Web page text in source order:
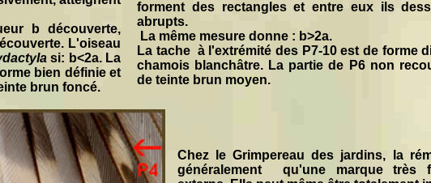
b découverte,
L'oiseau
si: b<2a. La
bien définie et
brun foncé.
forment des rectangles et entre eux ils
abrupts.
La même mesure donne : b>2a.
La tache à l'extrémité des P7-10 est de forme
chamois blanchâtre. La partie de P6 non
de teinte brun moyen.
Chez le Grimpereau des jardins, la
généralement qu'une marque très